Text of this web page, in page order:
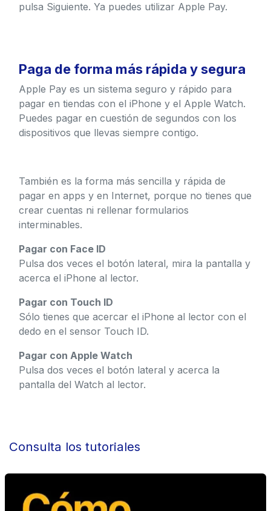
pulsa Siguiente. Ya puedes utilizar Apple Pay.
Paga de forma más rápida y segura
Apple Pay es un sistema seguro y rápido para
pagar en tiendas con el iPhone y el Apple Watch.
Puedes pagar en cuestión de segundos con los
dispositivos que llevas siempre contigo.
También es la forma más sencilla y rápida de
pagar en apps y en Internet, porque no tienes que
crear cuentas ni rellenar formularios
interminables.
Pagar con Face ID
Pulsa dos veces el botón lateral, mira la pantalla y
acerca el iPhone al lector.
Pagar con Touch ID
Sólo tienes que acercar el iPhone al lector con el
dedo en el sensor Touch ID.
Pagar con Apple Watch
Pulsa dos veces el botón lateral y acerca la
pantalla del Watch al lector.
Consulta los tutoriales